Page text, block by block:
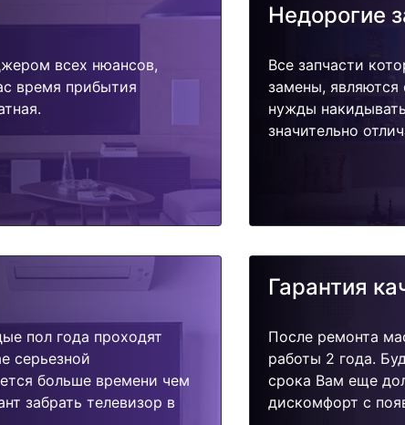
всех нюансов,
время прибытия
Недорогие
Все запчасти
замены, являются
нужды
значительно
пол года проходят
серьезной
больше времени чем
забрать телевизор в
Гарантия
После ремонта
работы 2 года.
срока Вам еще
дискомфорт с